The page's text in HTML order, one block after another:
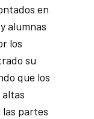
en
alumnas
los
su
que los
partes